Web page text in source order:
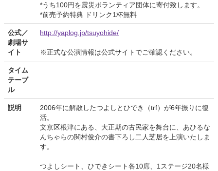
*うち100円を震災ボランティア団体に寄付致します。
*前売予約特典 ドリンク1杯無料
公式／
劇場サ
イト
http://yaplog.jp/tsuyohide/
※正式な公演情報は公式サイトでご確認ください。
タイム
テーブ
ル
説明
2006年に解散したつよしとひでき（trf）が6年振りに復
活。
文京区根津にある、大正期の古民家を舞台に、あひるな
んちゃらの関村俊介の書下ろし二人芝居を上演いたしま
す。
つよしシート、ひできシート各10席、1ステージ20名様